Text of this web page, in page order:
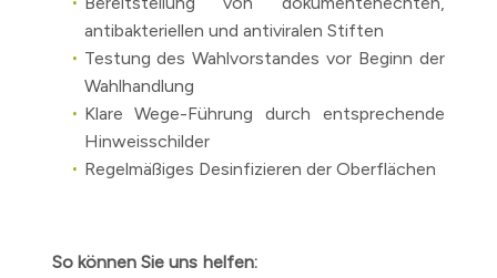
antibakteriellen und antiviralen Stiften
Testung des Wahlvorstandes vor Beginn der
Wahlhandlung
Klare Wege-Führung durch entsprechende
Hinweisschilder
Regelmäßiges Desinfizieren der Oberflächen
So können Sie uns helfen: